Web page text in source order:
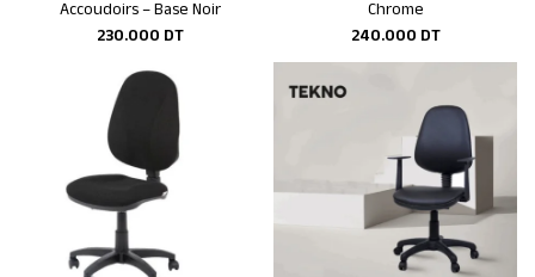
Accoudoirs – Base Noir
230.000 DT
Chrome
240.000 DT